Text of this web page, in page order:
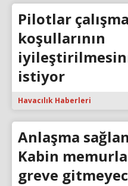
Pilotlar çalışma
koşullarının
istiyor
Havacılık Haberleri
Anlaşma
Kabin
greve